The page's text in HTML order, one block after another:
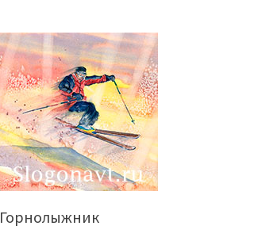
Горнолыжник